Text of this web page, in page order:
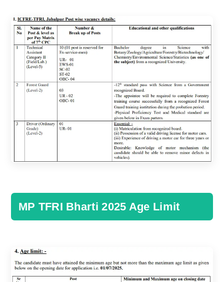
MP TFRI Bharti 2025 Age Limit